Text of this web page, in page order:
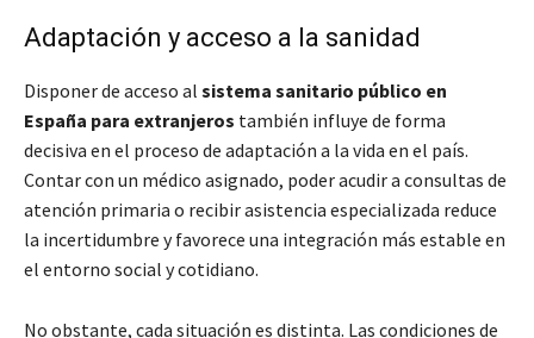
Adaptación y acceso a la sanidad
Disponer de acceso al sistema sanitario público en
España para extranjeros también influye de forma
decisiva en el proceso de adaptación a la vida en el país.
Contar con un médico asignado, poder acudir a consultas de
atención primaria o recibir asistencia especializada reduce
la incertidumbre y favorece una integración más estable en
el entorno social y cotidiano.
No obstante, cada situación es distinta. Las condiciones de